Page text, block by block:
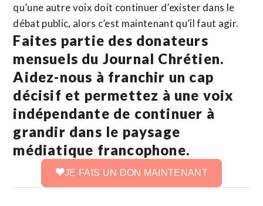
qu’une autre voix doit continuer d’exister dans le
débat public, alors c’est maintenant qu’il faut agir.
Faites partie des donateurs
mensuels du Journal Chrétien.
Aidez-nous à franchir un cap
décisif et permettez à une voix
indépendante de continuer à
grandir dans le paysage
médiatique francophone.
JE FAIS UN DON MAINTENANT